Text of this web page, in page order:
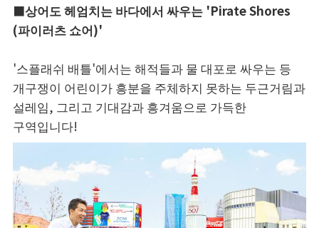
■상어도 헤엄치는 바다에서 싸우는 'Pirate Shores
(파이러츠 쇼어)'
'스플래쉬 배틀'에서는 해적들과 물 대포로 싸우는 등
개구쟁이 어린이가 흥분을 주체하지 못하는 두근거림과
설레임, 그리고 기대감과 흥겨움으로 가득한
구역입니다!